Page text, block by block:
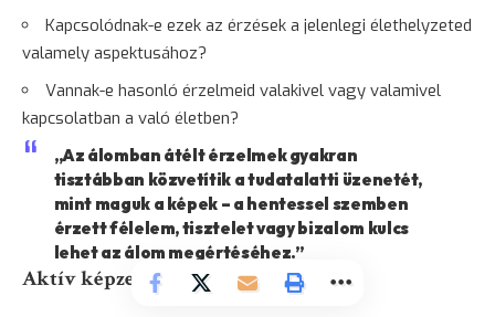
Kapcsolódnak-e ezek az érzések a jelenlegi élethelyzeted
valamely aspektusához?
Vannak-e hasonló érzelmeid valakivel vagy valamivel
kapcsolatban a való életben?
„Az álomban átélt érzelmek gyakran
tisztábban közvetítik a tudatalatti üzenetét,
mint maguk a képek – a hentessel szemben
érzett félelem, tisztelet vagy bizalom kulcs
lehet az álom megértéséhez.”
Aktív képzelet technika